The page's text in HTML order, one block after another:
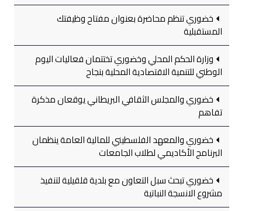
خضوري تنظم محاضرة بعنوان مفتاح وظيفتك
المستقبلية
وزارة الحكم المحلي وخضوري تختتمان فعاليات اليوم
الوطني للتنمية الاقتصادية المحلية بنجاح
خضوري والمجلس الثقافي البريطاني يوقعان مذكرة
تفاهم
خضوري والمعهد الفلسطيني للمالية العامة ينظمان
البرنامج الأكاديمي لطلاب الجامعات
خضوري تبحث سبل التعاون مع بلدية قلقيلية لتنفيذ
مشروع الانسجة النباتية